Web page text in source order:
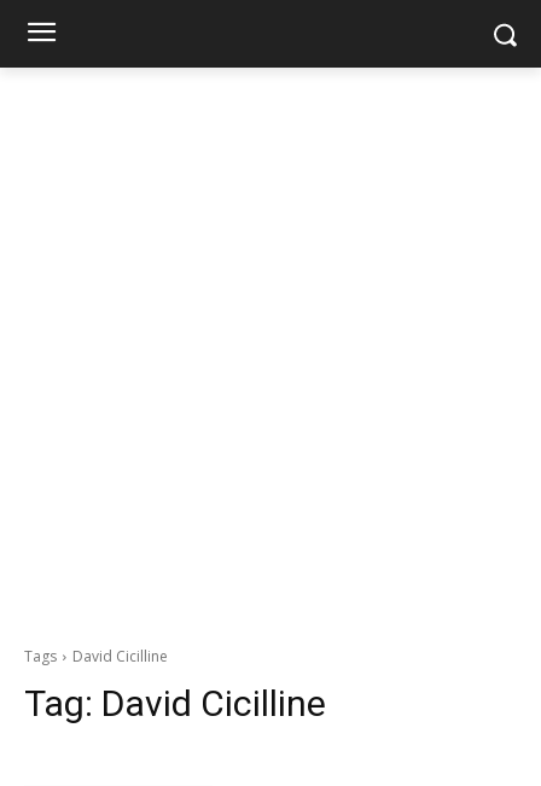
Tags David Cicilline
Tag: David Cicilline